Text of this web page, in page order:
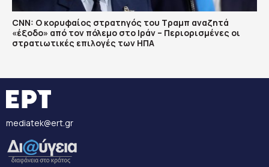
CNN: Ο κορυφαίος στρατηγός του Τραμπ αναζητά
«έξοδο» από τον πόλεμο στο Ιράν – Περιορισμένες οι
στρατιωτικές επιλογές των ΗΠΑ
mediatek@ert.gr